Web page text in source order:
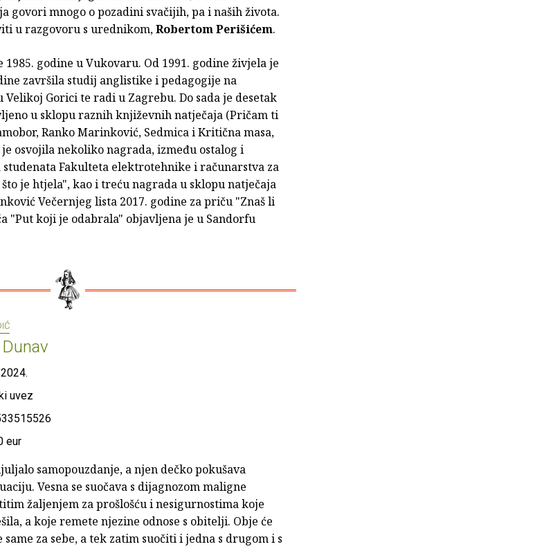
govori mnogo o pozadini svačijih, pa i naših života.
u razgovoru s urednikom,Robertom Perišićem.
1985. godine u Vukovaru. Od 1991. godine živjela je
završila studij anglistike i pedagogije na
Gorici te radi u Zagrebu. Do sada je desetak
u sklopu raznih književnih natječaja (Pričam ti
Ranko Marinković, Sedmica i Kritična masa,
osvojila nekoliko nagrada, između ostalog i
Fakulteta elektrotehnike i računarstva za
je htjela", kao i treću nagrada u sklopu natječaja
Večernjeg lista 2017. godine za priču "Znaš li
"Put koji je odabrala" objavljena je u Sandorfu
uvez
eur
samopouzdanje, a njen dečko pokušava
Vesna se suočava s dijagnozom maligne
žaljenjem za prošlošću i nesigurnostima koje
a koje remete njezine odnose s obitelji. Obje će
za sebe, a tek zatim suočiti i jedna s drugom i s